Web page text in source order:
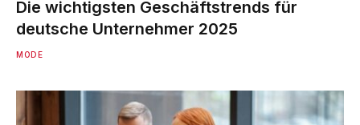
Die wichtigsten Geschäftstrends für
deutsche Unternehmer 2025
MODE